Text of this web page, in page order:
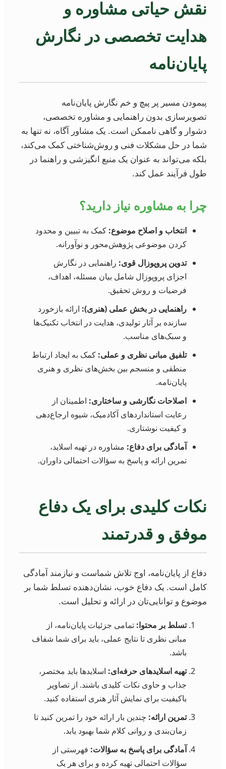
نقش حیاتی مشاوره و
هدایت تخصصی در نگارش
پایان‌نامه
پیمودن مسیر پر پیچ و خم نگارش پایان‌نامه
تصویرسازی بدون راهنمایی و مشاوره تخصصی،
دشوار و گاهی ناممکن است. یک مشاور آگاه، نه تنها به
شما در حل مشکلات فنی و روش‌شناختی کمک می‌کند،
بلکه می‌تواند به عنوان یک منبع انگیزشی و راهنما در
طول فرآیند عمل کند.
چرا به مشاوره نیاز دارید؟
انتخاب و اصلاح موضوع: کمک به تبیین و محدود
کردن موضوعی پژوهش‌محور و نوآورانه.
تدوین پروپوزال قوی: راهنمایی در نگارش
اجزای پروپوزال شامل بیان مسئله، اهداف،
فرضیات و روش تحقیق.
راهنمایی در بخش عملی (هنری): ارائه بازخورد
سازنده بر آثار تولیدی، هدایت در انتخاب تکنیک‌ها
و سبک‌های مناسب.
تلفیق مبانی نظری و عملی: کمک به ایجاد ارتباط
منطقی و منسجم بین بخش‌های نظری و هنری
پایان‌نامه.
اصلاحات نگارشی و ساختاری: اطمینان از
رعایت استانداردهای آکادمیک، شیوه ارجاع‌دهی
و کیفیت نوشتاری.
آمادگی برای دفاع: مشاوره در تهیه اسلاید،
تمرین ارائه و پاسخ به سؤالات احتمالی داوران.
نکات کلیدی برای یک دفاع
موفق و قدرتمند
دفاع از پایان‌نامه، اوج تلاش شماست و نیازمند آمادگی
کامل است. یک دفاع خوب، نشان‌دهنده تسلط شما بر
موضوع و توانایی‌تان در ارائه و تحلیل است.
تسلط بر محتوا: تمامی جزئیات پایان‌نامه، از
مبانی نظری تا نتایج عملی، باید برای شما شفاف
باشد.
تهیه اسلاید‌های حرفه‌ای: اسلایدها باید مختصر،
جذاب و حاوی نکات کلیدی باشند. از تصاویر
باکیفیت برای نمایش آثار هنری استفاده کنید.
تمرین ارائه: چندین بار ارائه خود را تمرین کنید تا
زمان‌بندی و روانی کلام شما بهبود یابد.
آمادگی برای پاسخ به سؤالات: فهرستی از
سؤالات احتمالی تهیه کرده و برای هر یک